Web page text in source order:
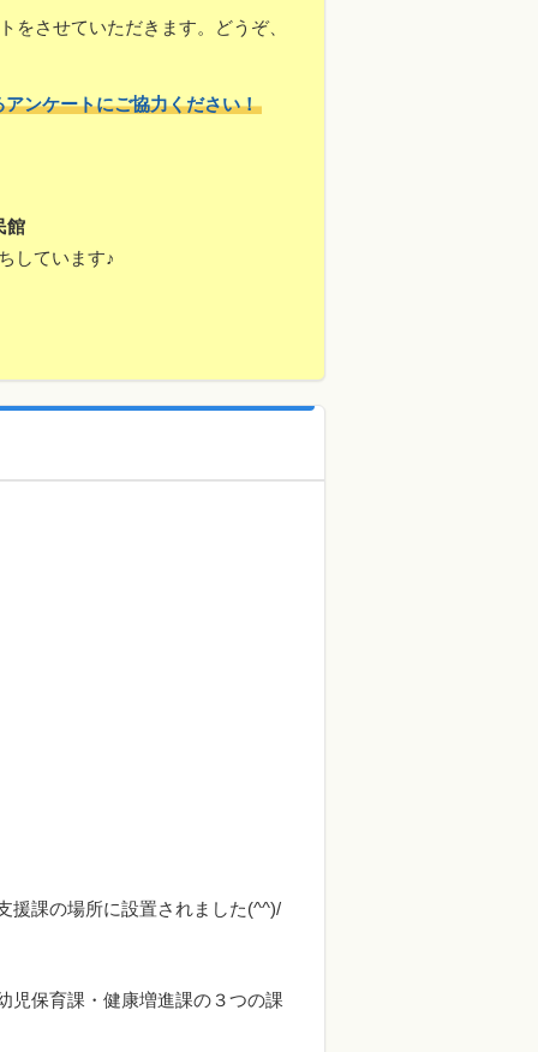
をさせていただきます。どうぞ、
ンケートにご協力ください！
館
しています♪
援課の場所に設置されました(^^)/
児保育課・健康増進課の３つの課